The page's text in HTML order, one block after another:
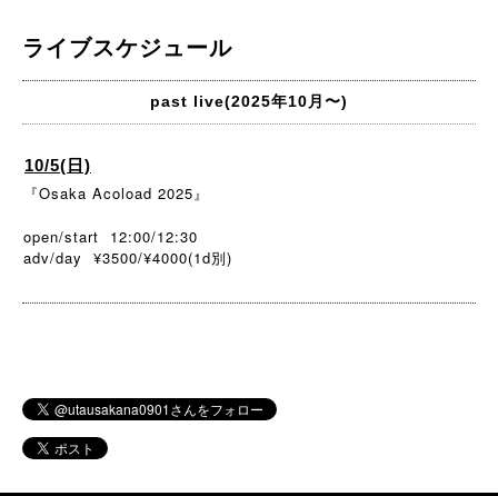
ライブスケジュール
past live(2025年10月〜)
10/5(日)
『Osaka Acoload 2025』
open/start 12:00/12:30
adv/day ¥3500/¥4000(1d別 )